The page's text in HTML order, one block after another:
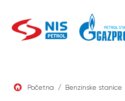
content
Početna / Benzinske stanice